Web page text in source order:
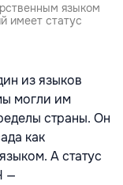
языком
имеет статус
из языков
могли им
страны. Он
как
А статус
—